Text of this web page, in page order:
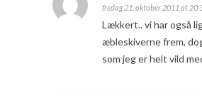
fredag 21. oktober 2011 at
Lækkert.. vi har også
æbleskiverne frem,
som jeg er helt vild